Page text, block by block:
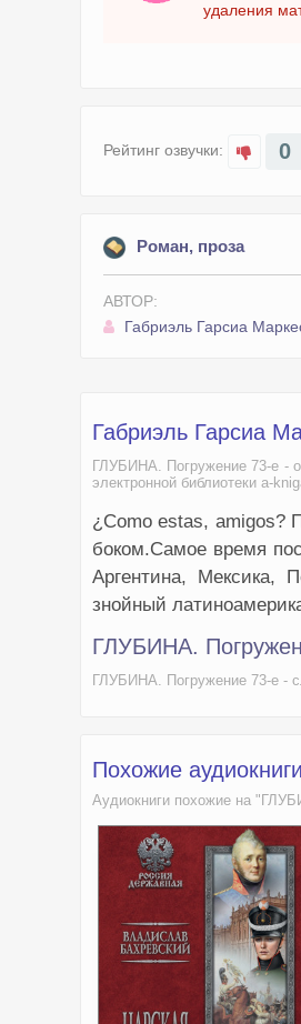
удаления
Рейтинг озвучки: 0
Роман, проза
АВТОР:
Габриэль Гарсиа
Габриэль Гарсиа
ГЛУБИНА. Погружение 73-е -
электронной библиотеки a-
¿Como estas, amigos?
боком.Самое время
Аргентина, Мексика,
знойный
ГЛУБИНА.
ГЛУБИНА. Погружение 73-е -
Похожие
Аудиокниги похожие на